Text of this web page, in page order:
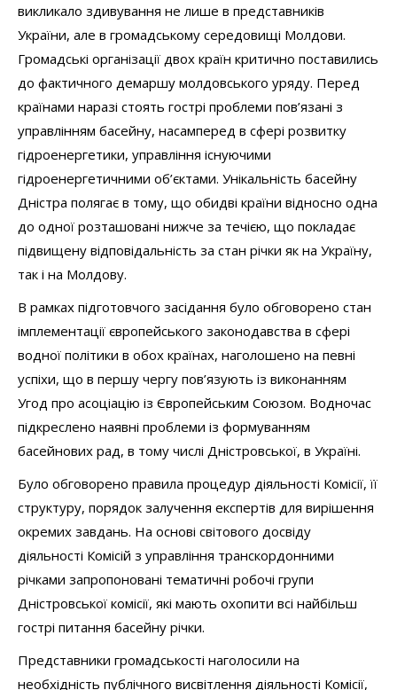
викликало здивування не лише в представників
України, але в громадському середовищі Молдови.
Громадські організації двох країн критично поставились
до фактичного демаршу молдовського уряду. Перед
країнами наразі стоять гострі проблеми пов’язані з
управлінням басейну, насамперед в сфері розвитку
гідроенергетики, управління існуючими
гідроенергетичними об’єктами. Унікальність басейну
Дністра полягає в тому, що обидві країни відносно одна
до одної розташовані нижче за течією, що покладає
підвищену відповідальність за стан річки як на Україну,
так і на Молдову.
В рамках підготовчого засідання було обговорено стан
імплементації європейського законодавства в сфері
водної політики в обох країнах, наголошено на певні
успіхи, що в першу чергу пов’язують із виконанням
Угод про асоціацію із Європейським Союзом. Водночас
підкреслено наявні проблеми із формуванням
басейнових рад, в тому числі Дністровської, в Україні.
Було обговорено правила процедур діяльності Комісії, її
структуру, порядок залучення експертів для вирішення
окремих завдань. На основі світового досвіду
діяльності Комісій з управління транскордонними
річками запропоновані тематичні робочі групи
Дністровської комісії, які мають охопити всі найбільш
гострі питання басейну річки.
Представники громадськості наголосили на
необхідність публічного висвітлення діяльності Комісії,